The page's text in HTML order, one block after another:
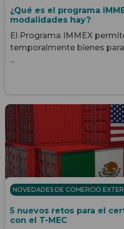
¿Qué es el programa
modalidades hay?
El Programa IMMEX
temporalmente bienes
...
NOVEDADES DE COMERCIO
5 nuevos retos para el
con el T-MEC